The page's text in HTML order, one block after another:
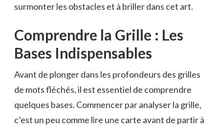
surmonter les obstacles et à briller dans cet art.
Comprendre la Grille : Les
Bases Indispensables
Avant de plonger dans les profondeurs des grilles
de mots fléchés, il est essentiel de comprendre
quelques bases. Commencer par analyser la grille,
c’est un peu comme lire une carte avant de partir à